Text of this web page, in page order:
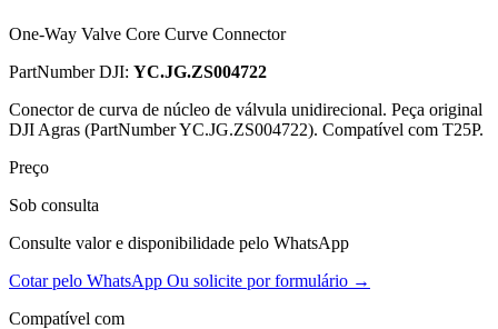
One-Way Valve Core Curve Connector
PartNumber DJI: YC.JG.ZS004722
Conector de curva de núcleo de válvula unidirecional. Peça original
DJI Agras (PartNumber YC.JG.ZS004722). Compatível com T25P.
Preço
Sob consulta
Consulte valor e disponibilidade pelo WhatsApp
Cotar pelo WhatsApp Ou solicite por formulário →
Compatível com